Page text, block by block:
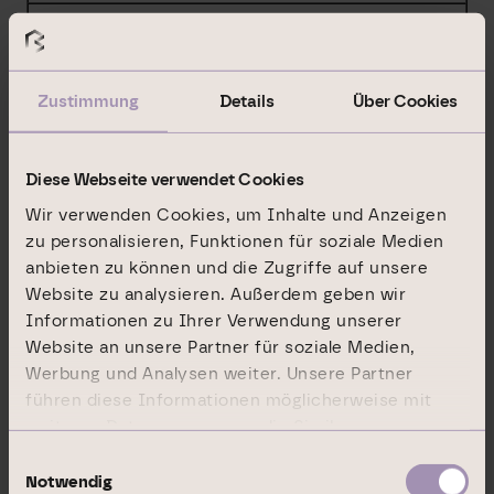
Zustimmung Details Über Cookies
Diese Webseite verwendet Cookies
Wir verwenden Cookies, um Inhalte und Anzeigen
zu personalisieren, Funktionen für soziale Medien
anbieten zu können und die Zugriffe auf unsere
Website zu analysieren. Außerdem geben wir
Informationen zu Ihrer Verwendung unserer
Website an unsere Partner für soziale Medien,
Werbung und Analysen weiter. Unsere Partner
führen diese Informationen möglicherweise mit
weiteren Daten zusammen, die Sie ihnen
Nutzung der Dienste gesammelt haben.
Notwendig
X
beginnend mit der obersten beherrschenden
Unternehmen
Stimmrechte in %, wenn 3% oder höher
Instrumente in %, wenn 5% oder höher
Summe in %, wenn 5% oder höher
The Goldman Sachs Group, Inc.